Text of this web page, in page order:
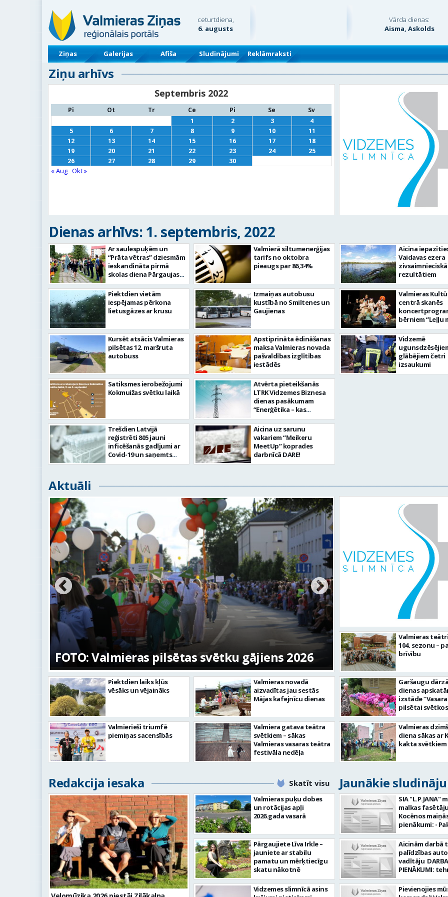
ceturtdiena,
6. augusts
Vārda dienas:
Aisma, Askolds
Ziņas Galerijas Afiša Sludinājumi Reklāmraksti
Ziņu arhīvs
Septembris 2022
Pi Ot Tr Ce Pi Se
Sv
1
2 3
4
5
6 7 8 9 10
11
12
13 14 15 16 17
18
19
20 21 22 23 24
25
26
27 28 29 30
« Aug Okt »
Dienas arhīvs: 1. septembris, 2022
Ar saulespuķēm un
“Prāta vētras” dziesmām
ieskandināta pirmā
skolas diena Pārgaujas
ģimnāzijā
Piektdien vietām
iespējamas pērkona
lietusgāzes ar krusu
Kursēt atsācis Valmieras
pilsētas 12. maršruta
autobuss
Satiksmes ierobežojumi
Kokmuižas svētku laikā
Trešdien Latvijā
reģistrēti 805 jauni
inficēšanās gadījumi ar
Covid-19 un saņemts
ziņojums par vienu
Valmierā siltumenerģijas
tarifs no oktobra
pieaugs par 86,34%
Izmaiņas autobusu
kustībā no Smiltenes un
Gaujienas
Apstiprināta ēdināšanas
maksa Valmieras novada
pašvaldības izglītības
iestādēs
Atvērta pieteikšanās
LTRK Vidzemes Biznesa
dienas pasākumam
“Enerģētika – kas
sagaida uzņēmējus”
Aicina uz sarunu
vakariem “Meikeru
MeetUp” koprades
darbnīcā DARE!
Aicina
Vaidavas ezera
rezultātiem
Valmieras
centrā skanēs
bērniem “Leļļu
sapnis”
Vidzemē
glābējiem četri
izsaukumi
Aktuāli
FOTO: Valmieras pilsētas svētku gājiens 2026
Valmierā
infrastruktūras
Piektdien laiks kļūs
vēsāks un vējaināks
Valmierieši triumfē
piemiņas sacensībās
Valmieras novadā
aizvadītas jau sestās
Mājas kafejnīcu dienas
Valmiera gatava teātra
svētkiem – sākas
Valmieras vasaras teātra
festivāla nedēļa
Valmieras
104. sezonu –
brīvību
Garšaugu
dienas
izstāde
pilsētai
Valmieras
diena sākas ar
kakta svētkiem
Redakcija iesaka Skatīt visu Jaunākie
Valmieras puķu dobes
un rotācijas apļi
2026.gada vasarā
Pārgaujiete Līva Irkle –
jauniete ar stabilu
pamatu un mērķtiecīgu
skatu nākotnē
Vidzemes slimnīcā asins
SIA "L.P.JANA"
malkas
Kocēnos maiņās.
pienākumi: -
kamīnmalku,
darba
Marķēt un
gatavo
Rūpēties par
darba vietā Prasības
kandidātiem: -
Aicinām darbā
palīdzības
vadītāju DARBA
PIENĀKUMI:
palīdzības
evakuācija
Pievienojies